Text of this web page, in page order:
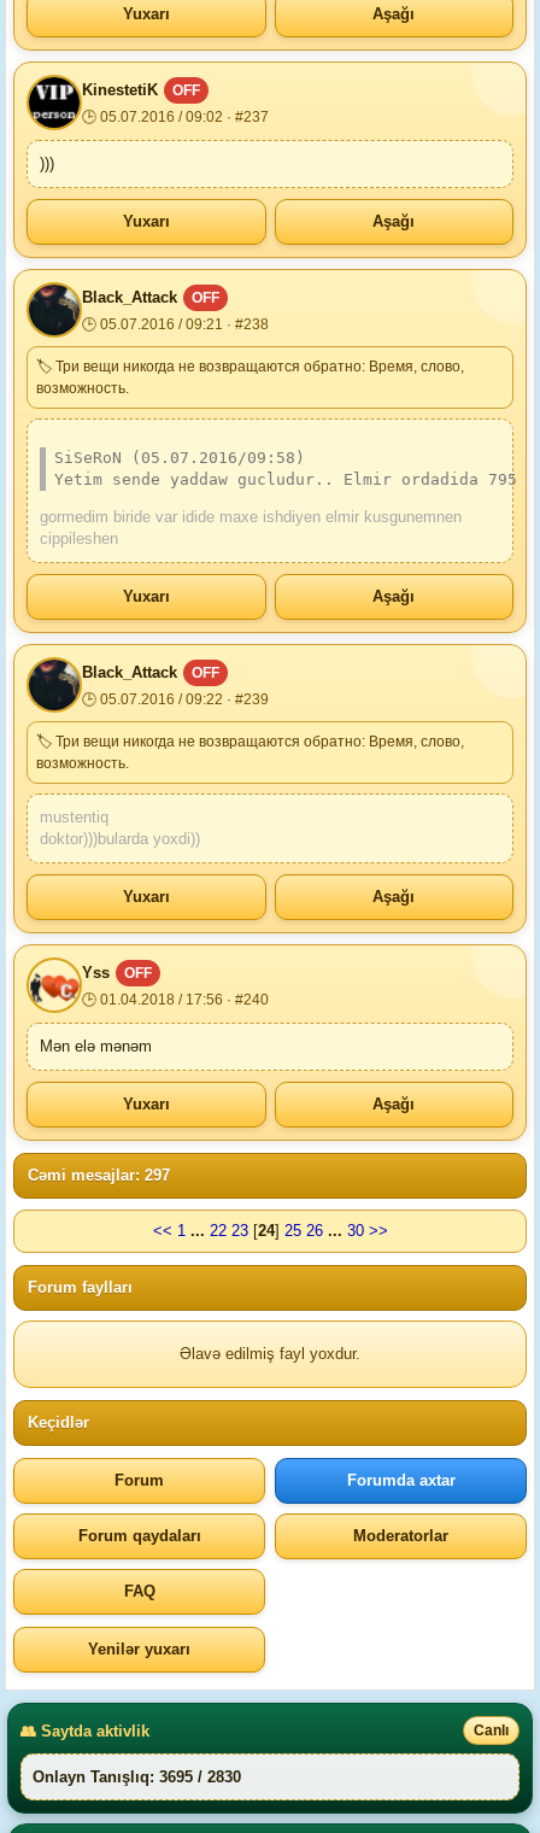
Yuxarı Aşağı
KinestetiK
OFF
🕒 05.07.2016 / 09:02 · #237
)))
Yuxarı Aşağı
Black_Attack
OFF
🕒 05.07.2016 / 09:21 · #238
🏷 Три вещи никогда не возвращаются обратно: Время, слово,
возможность.
SiSeRoN (05.07.2016/09:58)
Yetim sende yaddaw gucludur.. Elmir ordadida
gormedim biride var idide maxe ishdiyen elmir kusgunemnen
cippileshen
Yuxarı Aşağı
Black_Attack
OFF
🕒 05.07.2016 / 09:22 · #239
🏷 Три вещи никогда не возвращаются обратно: Время, слово,
возможность.
mustentiq
doktor)))bularda yoxdi))
Yuxarı Aşağı
Yss
OFF
🕒 01.04.2018 / 17:56 · #240
Mən elə mənəm
Yuxarı Aşağı
Cəmi mesajlar: 297
<< 1 ... 22 23[24] 25 26 ... 30 >>
Forum faylları
Əlavə edilmiş fayl yoxdur.
Keçidlər
Forum Forumda axtar
Forum qaydaları Moderatorlar
FAQ
Yenilər yuxarı
👥 Saytda aktivlik Canlı
Onlayn Tanışlıq: 3695 / 2830